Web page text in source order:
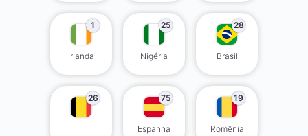
1
Irlanda
25
Nigéria
28
Brasil
26 75
Espanha
19
Romênia